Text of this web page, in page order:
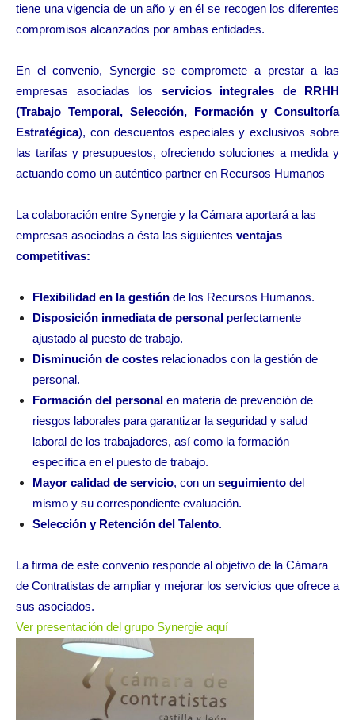
tiene una vigencia de un año y en él se recogen los diferentes
compromisos alcanzados por ambas entidades.
En el convenio, Synergie se compromete a prestar a las
empresas asociadas los servicios integrales de RRHH
(Trabajo Temporal, Selección, Formación y Consultoría
Estratégica), con descuentos especiales y exclusivos sobre
las tarifas y presupuestos, ofreciendo soluciones a medida y
actuando como un auténtico partner en Recursos Humanos
La colaboración entre Synergie y la Cámara aportará a las
empresas asociadas a ésta las siguientes ventajas
competitivas:
Flexibilidad en la gestión de los Recursos Humanos.
Disposición inmediata de personal perfectamente
ajustado al puesto de trabajo.
Disminución de costes relacionados con la gestión de
personal.
Formación del personal en materia de prevención de
riesgos laborales para garantizar la seguridad y salud
laboral de los trabajadores, así como la formación
específica en el puesto de trabajo.
Mayor calidad de servicio, con un seguimiento del
mismo y su correspondiente evaluación.
Selección y Retención del Talento.
La firma de este convenio responde al objetivo de la Cámara
de Contratistas de ampliar y mejorar los servicios que ofrece a
sus asociados.
Ver presentación del grupo Synergie aquí